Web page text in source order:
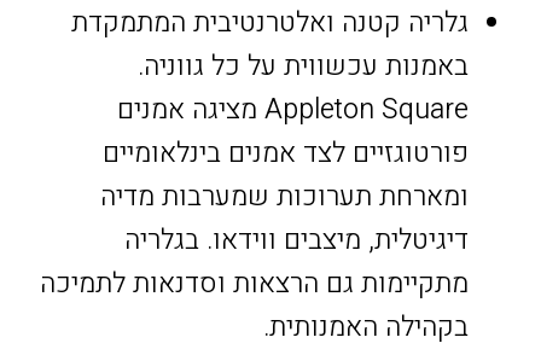
גלריה קטנה ואלטרנטיבית המתמקדת
באמנות עכשווית על כל גווניה.
Appleton Square מציגה אמנים
פורטוגזיים לצד אמנים בינלאומיים
ומארחת תערוכות שמערבות מדיה
דיגיטלית, מיצבים ווידאו. בגלריה
מתקיימות גם הרצאות וסדנאות לתמיכה
בקהילה האמנותית.